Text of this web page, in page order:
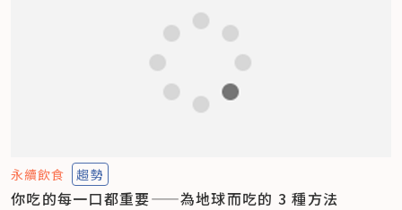
永續飲食 趨勢
你吃的每一口都重要——為地球而吃的 3 種方法